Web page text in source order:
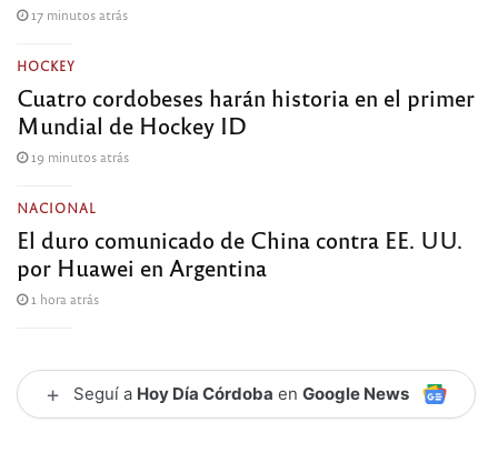
17 minutos atrás
HOCKEY
Cuatro cordobeses harán historia en el primer
Mundial de Hockey ID
19 minutos atrás
NACIONAL
El duro comunicado de China contra EE. UU.
por Huawei en Argentina
1 hora atrás
+ Seguí a Hoy Día Córdoba en Google News